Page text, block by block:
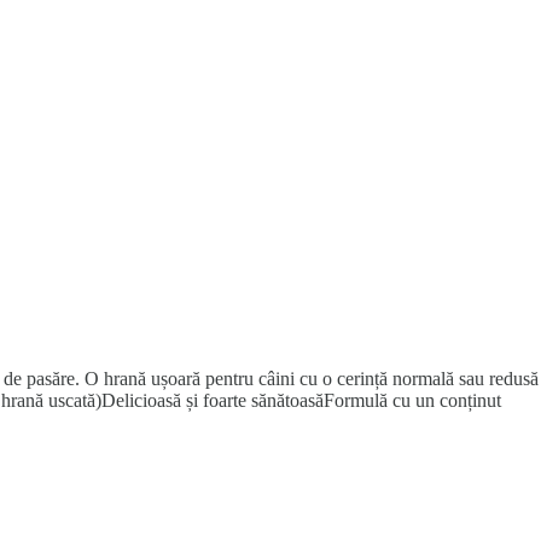
pasăre. O hrană ușoară pentru câini cu o cerință normală sau redusă
uscată)Delicioasă și foarte sănătoasăFormulă cu un conținut